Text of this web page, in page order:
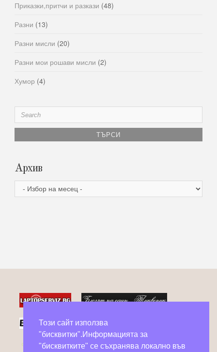
Приказки,притчи и разкази (48)
Разни (13)
Разни мисли (20)
Разни мои рошави мисли (2)
Хумор (4)
Search
for:
Архив
Архив
Фейсбук групи в помощ на бездомни животни
Този сайт използва
"бисквитки".Информацията за
"бисквитките" се съхранява локално във